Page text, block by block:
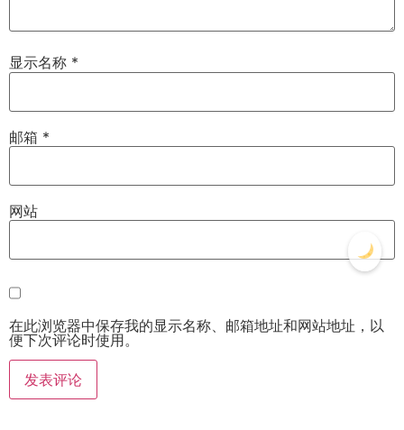
显示名称 *
邮箱 *
网站
在此浏览器中保存我的显示名称、邮箱地址和网站地址，以
便下次评论时使用。